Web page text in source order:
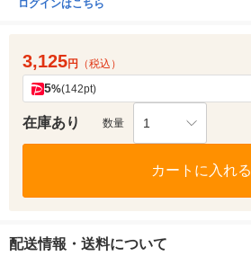
ログインはこちら
3,125円 （税込）
5%(142pt)
在庫あり 数量 1
カートに入れる
配送情報・送料について